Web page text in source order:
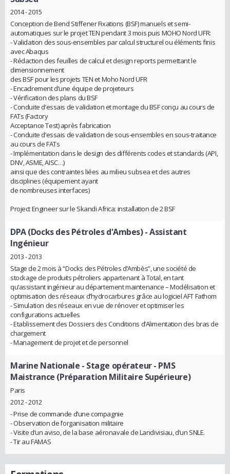
2014 - 2015
Conception de Bend Stiffener Fixations (BSF) manuels et semi-
automatiques sur le projet TEN pendant 3 mois puis MOHO Nord UFR:
- Validation des sous-ensembles par calcul structurel ou éléments finis
avec Abaqus
- Rédaction des feuilles de calcul et design reports permettant le
dimensionnement
des BSF pour les projets TEN et Moho Nord UFR
- Encadrement d’une équipe de projeteurs
- Vérification des plans du BSF
- Conduite d’essais de validation et montage du BSF conçu au cours de
FATs (Factory
Acceptance Test) après fabrication
- Conduite d’essais de validation de sous-ensembles en sous-traitance
au cours de FATs
- Implémentation dans le design des différents codes et standards (API,
DNV, ASME, AISC…)
ainsi que des contraintes liées au milieu subsea et des autres
disciplines (équipement ayant
de nombreuses interfaces)
Project Engineer sur le Skandi Africa: installation de 2 BSF
DPA (Docks des Pétroles d'Ambes)- Assistant
Ingénieur
2013 - 2013
Stage de 2 mois à “Docks des Pétroles d’Ambès”, une société de
stockage de produits pétroliers appartenant à Total, en tant
qu’assistant ingénieur au département maintenance – Modélisation et
optimisation des réseaux d’hydrocarbures grâce au logiciel AFT Fathom
- Simulation des réseaux en vue de rénover et optimiser les
configurations actuelles
- Etablissement des Dossiers des Conditions d’Alimentation des bras de
chargement
- Management de projet et de personnel
Marine Nationale - Stage opérateur - PMS
Maistrance (Préparation Militaire Supérieure)
Paris
2012 - 2012
- Prise de commande d’une compagnie
- Observation de l’organisation militaire
- Visite d’un aviso, de la base aéronavale de Landivisiau, d’un SNLE.
- Tir au FAMAS